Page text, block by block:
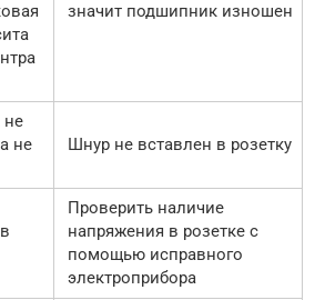
значит подшипник изношен
не
Шнур не вставлен в розетку
Проверить наличие
напряжения в розетке с
помощью исправного
электроприбора